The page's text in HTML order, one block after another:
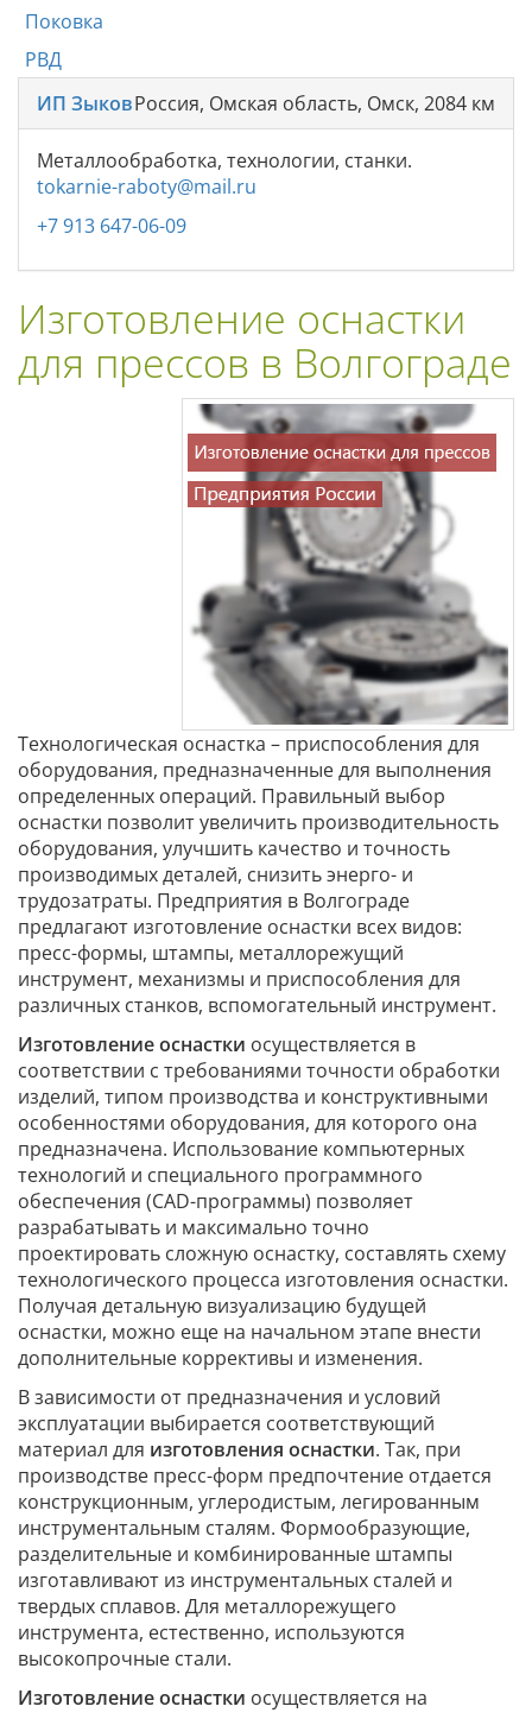
Поковка
РВД
ИП ЗыковРоссия, Омская область, Омск, 2084 км
Металлообработка, технологии, станки.
tokarnie-raboty@mail.ru
+7 913 647-06-09
Изготовление оснастки
для прессов в Волгограде
Технологическая оснастка – приспособления для
оборудования, предназначенные для выполнения
определенных операций. Правильный выбор
оснастки позволит увеличить производительность
оборудования, улучшить качество и точность
производимых деталей, снизить энерго- и
трудозатраты. Предприятия в Волгограде
предлагают изготовление оснастки всех видов:
пресс-формы, штампы, металлорежущий
инструмент, механизмы и приспособления для
различных станков, вспомогательный инструмент.
Изготовление оснастки осуществляется в
соответствии с требованиями точности обработки
изделий, типом производства и конструктивными
особенностями оборудования, для которого она
предназначена. Использование компьютерных
технологий и специального программного
обеспечения (CAD-программы) позволяет
разрабатывать и максимально точно
проектировать сложную оснастку, составлять схему
технологического процесса изготовления оснастки.
Получая детальную визуализацию будущей
оснастки, можно еще на начальном этапе внести
дополнительные коррективы и изменения.
В зависимости от предназначения и условий
эксплуатации выбирается соответствующий
материал для изготовления оснастки. Так, при
производстве пресс-форм предпочтение отдается
конструкционным, углеродистым, легированным
инструментальным сталям. Формообразующие,
разделительные и комбинированные штампы
изготавливают из инструментальных сталей и
твердых сплавов. Для металлорежущего
инструмента, естественно, используются
высокопрочные стали.
Изготовление оснастки осуществляется на